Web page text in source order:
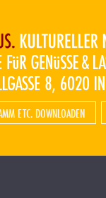
ETC. DOWNLOADEN